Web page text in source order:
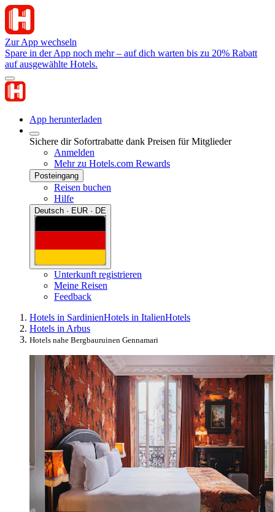
Zur App wechseln
Spare in der App noch mehr – auf dich warten bis zu 20% Rabatt
auf ausgewählte Hotels.
App herunterladen
Sichere dir Sofortrabatte dank Preisen für Mitglieder
Anmelden
Mehr zu Hotels.com Rewards
Posteingang
Reisen buchen
Hilfe
Deutsch · EUR · DE
Unterkunft registrieren
Meine Reisen
Feedback
Hotels in SardinienHotels in ItalienHotels
Hotels in Arbus
Hotels nahe Bergbauruinen Gennamari